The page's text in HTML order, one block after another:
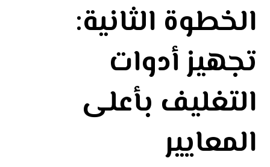
الخطوة الثانية:
تجهيز أدوات
التغليف بأعلى
المعايير